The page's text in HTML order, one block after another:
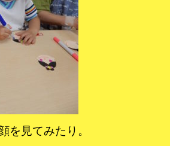
見てみたり。